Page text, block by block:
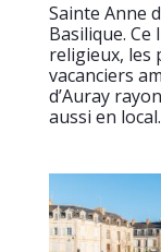
Sainte Anne
Basilique.
religieux, les
vacanciers
d’Auray
aussi en